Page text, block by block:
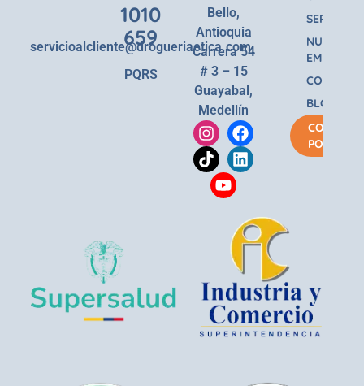
1010
659
servicioalcliente@drogueriaetica.com
PQRS
Bello,
Antioquia
Carrera 54
# 3 – 15
Guayabal,
Medellín
SERVICIOS
NUESTRA
EMPRESA
BLOG
COMPRA
POR